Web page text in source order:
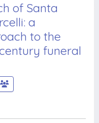
of Santa
a
to the
funeral